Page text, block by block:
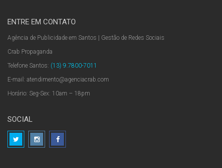
ENTRE EM CONTATO
Agência de Publicidade em Santos | Gestão de Redes Sociais
Crab Propaganda
Telefone Santos: (13) 9.7800-7011
E-mail: atendimento@agenciacrab.com
Horário: Seg-Sex: 10am – 18pm
SOCIAL